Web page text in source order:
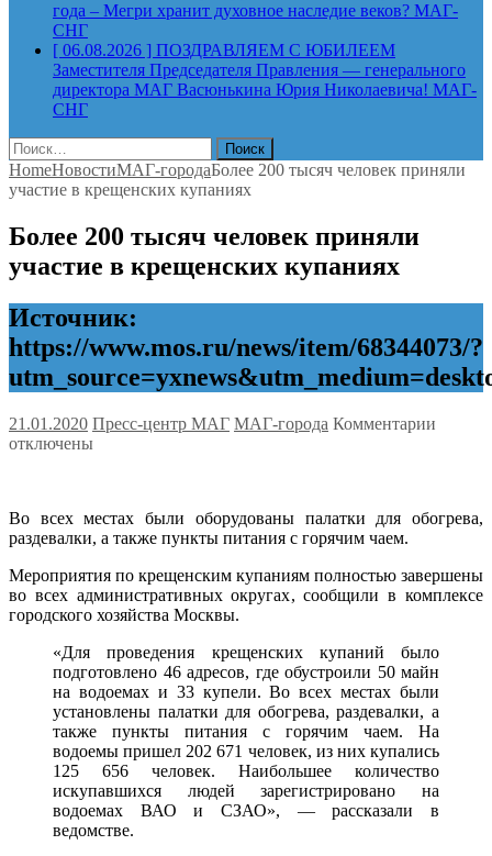
года – Мегри хранит духовное наследие веков? МАГ-
СНГ
[ 06.08.2026 ] ПОЗДРАВЛЯЕМ С ЮБИЛЕЕМ
Заместителя Председателя Правления — генерального
директора МАГ Васюнькина Юрия Николаевича! МАГ-
СНГ
Найти:
HomeНовостиМАГ-городаБолее 200 тысяч человек приняли
участие в крещенских купаниях
Более 200 тысяч человек приняли
участие в крещенских купаниях
Источник:
https://www.mos.ru/news/item/68344073/?
21.01.2020 Пресс-центр МАГ МАГ-города Комментарии
в
отключены
Во всех местах были оборудованы палатки для обогрева,
раздевалки, а также пункты питания с горячим чаем.
Мероприятия по крещенским купаниям полностью завершены
во всех административных округах, сообщили в комплексе
городского хозяйства Москвы.
«Для проведения крещенских купаний было
подготовлено 46 адресов, где обустроили 50 майн
на водоемах и 33 купели. Во всех местах были
установлены палатки для обогрева, раздевалки, а
также пункты питания с горячим чаем. На
водоемы пришел 202 671 человек, из них купались
125 656 человек. Наибольшее количество
искупавшихся людей зарегистрировано на
водоемах ВАО и СЗАО», — рассказали в
ведомстве.